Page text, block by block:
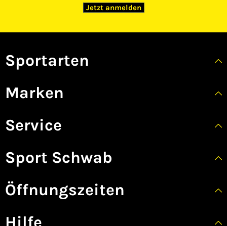
Jetzt anmelden
Sportarten
Marken
Service
Sport Schwab
Öffnungszeiten
Hilfe